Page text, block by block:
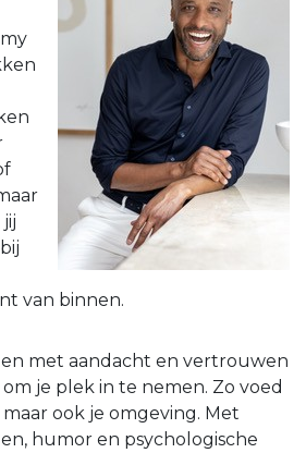
van binnen.
met aandacht en vertrouwen
je plek in te nemen. Zo voed
ook je omgeving. Met
humor en psychologische